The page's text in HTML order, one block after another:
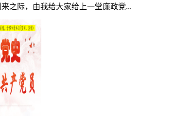
之际，由我给大家给上一堂廉政党...